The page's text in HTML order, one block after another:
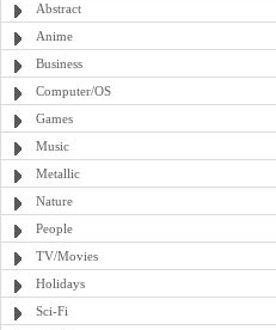
Abstract
Anime
Business
Computer/OS
Games
Music
Metallic
Nature
People
TV/Movies
Holidays
Sci-Fi